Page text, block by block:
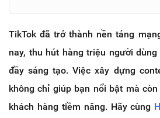
TikTok đã trở thành nền tảng
nay, thu hút hàng triệu người
đầy sáng tạo. Việc xây dựng
không chỉ giúp bạn nổi bật mà
khách hàng tiềm năng. Hãy cùng